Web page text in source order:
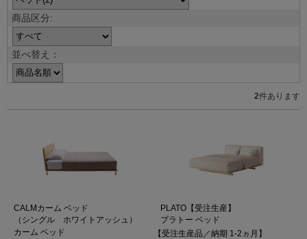
並べ替え：
2件あります
CALMカーム ベッド
（シングル ホワイトアッシュ）
カーム ベッド
PLATO【受注生産】
プラトー ベッド
【受注生産品／納期 1-2ヵ月】